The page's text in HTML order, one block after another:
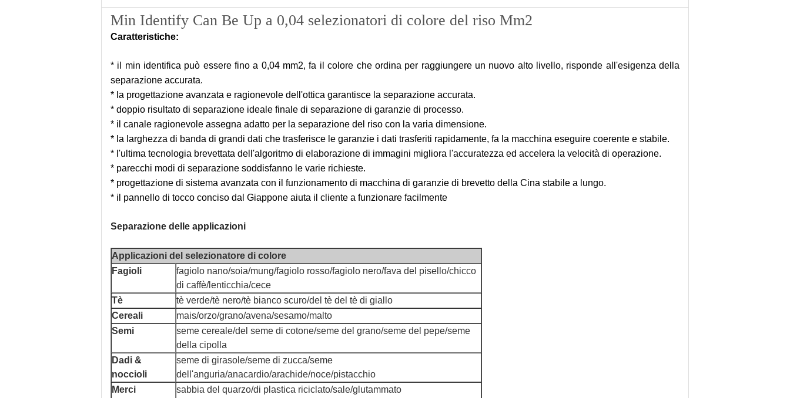
Min Identify Can Be Up a 0,04 selezionatori di colore del riso Mm2
Caratteristiche:
* il min identifica può essere fino a 0,04 mm2, fa il colore che ordina per raggiungere un nuovo alto livello, risponde all'esigenza della
separazione accurata.
* la progettazione avanzata e ragionevole dell'ottica garantisce la separazione accurata.
* doppio risultato di separazione ideale finale di separazione di garanzie di processo.
* il canale ragionevole assegna adatto per la separazione del riso con la varia dimensione.
* la larghezza di banda di grandi dati che trasferisce le garanzie i dati trasferiti rapidamente, fa la macchina eseguire coerente e stabile.
* l'ultima tecnologia brevettata dell'algoritmo di elaborazione di immagini migliora l'accuratezza ed accelera la velocità di operazione.
* parecchi modi di separazione soddisfanno le varie richieste.
* progettazione di sistema avanzata con il funzionamento di macchina di garanzie di brevetto della Cina stabile a lungo.
* il pannello di tocco conciso dal Giappone aiuta il cliente a funzionare facilmente
Separazione delle applicazioni
Applicazioni del selezionatore di colore
Fagioli
fagiolo nano/soia/mung/fagiolo rosso/fagiolo nero/fava del pisello/chicco
di caffè/lenticchia/cece
Tè
tè verde/tè nero/tè bianco scuro/del tè del tè di giallo
Cereali
mais/orzo/grano/avena/sesamo/malto
Semi
seme cereale/del seme di cotone/seme del grano/seme del pepe/seme
della cipolla
Dadi &
noccioli
seme di girasole/seme di zucca/seme
dell'anguria/anacardio/arachide/noce/pistacchio
Merci
sabbia del quarzo/di plastica riciclato/sale/glutammato